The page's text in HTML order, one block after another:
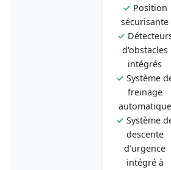
✓ Position
sécurisante
✓
d'obstacles
intégrés
✓ Système
freinage
automatique
✓ Système
descente
d’urgence
intégré à